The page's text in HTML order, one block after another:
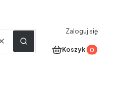
WyczyśćSzukaj
Zaloguj się
Produkty w
Koszyk